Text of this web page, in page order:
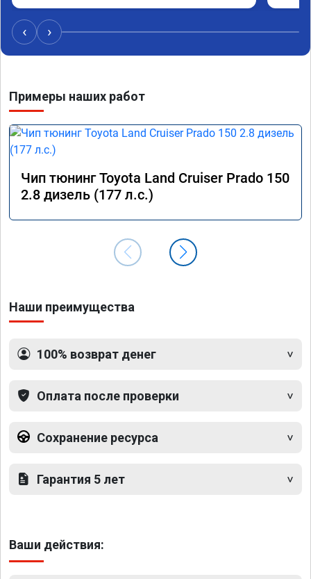
‹ ›
Примеры наших работ
Чип тюнинг Toyota Land Cruiser Prado 150
2.8 дизель (177 л.с.)
Наши преимущества
100% возврат денег
Оплата после проверки
Сохранение ресурса
Гарантия 5 лет
Ваши действия: